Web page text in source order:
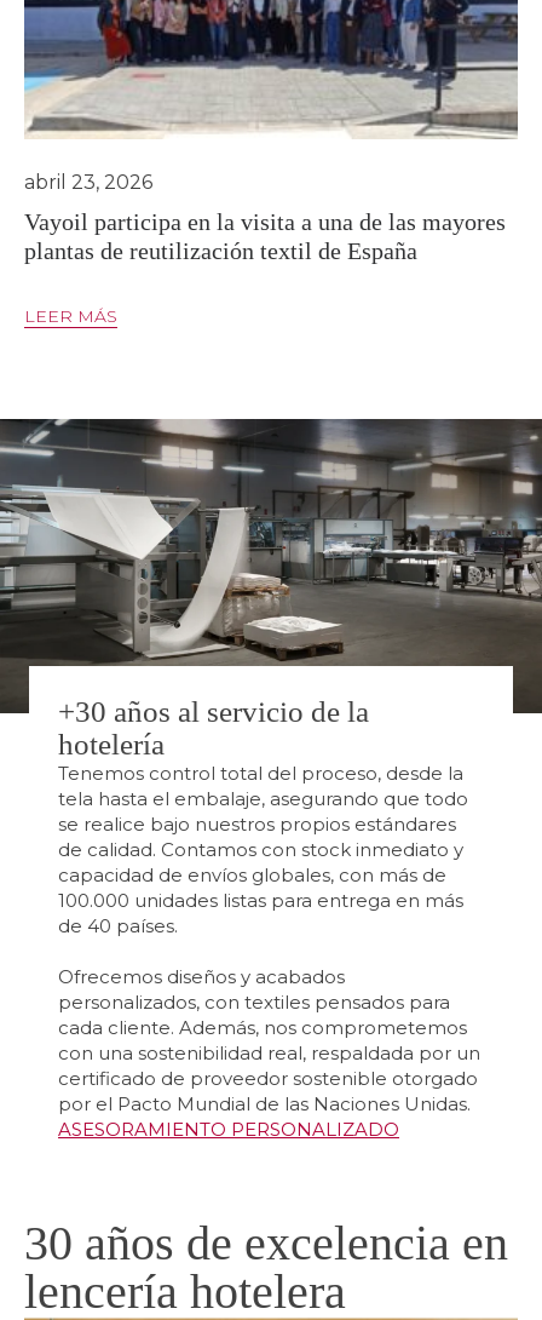
Vayoil participa en la visita a una de las mayores
plantas de reutilización textil de España
LEER MÁS
abril 23, 2026
+30 años al servicio de la
hotelería
Tenemos control total del proceso, desde la
tela hasta el embalaje, asegurando que todo
se realice bajo nuestros propios estándares
de calidad. Contamos con stock inmediato y
capacidad de envíos globales, con más de
100.000 unidades listas para entrega en más
de 40 países.
Ofrecemos diseños y acabados
personalizados, con textiles pensados para
cada cliente. Además, nos comprometemos
con una sostenibilidad real, respaldada por un
certificado de proveedor sostenible otorgado
por el Pacto Mundial de las Naciones Unidas.
ASESORAMIENTO PERSONALIZADO
30 años de excelencia en
lencería hotelera